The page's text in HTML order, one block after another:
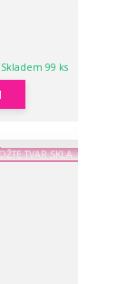
Skladem 99 ks
TVAR SKLA